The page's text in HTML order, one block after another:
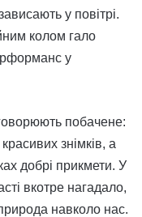
у повітрі.
колом гало
у
побачене:
знімків, а
добрі прикмети. У
вкотре нагадало,
навколо нас.